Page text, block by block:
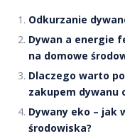
Odkurzanie
Dywan a energie
na domowe
Dlaczego warto
zakupem dywanu
Dywany eko – jak
środowiska?